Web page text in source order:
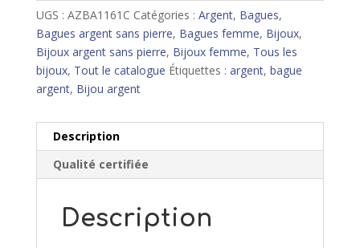
UGS : AZBA1161C Catégories : Argent, Bagues,
Bagues argent sans pierre, Bagues femme, Bijoux,
Bijoux argent sans pierre, Bijoux femme, Tous les
bijoux, Tout le catalogue Étiquettes : argent, bague
argent, Bijou argent
Description
Qualité certifiée
Description